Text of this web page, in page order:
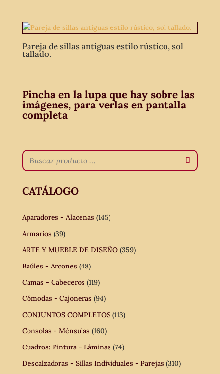
Pareja de sillas antiguas estilo rústico, sol
tallado.
Pincha en la lupa que hay sobre las
imágenes, para verlas en pantalla
completa
CATÁLOGO
Aparadores - Alacenas (145)
Armarios (39)
ARTE Y MUEBLE DE DISEÑO (359)
Baúles - Arcones (48)
Camas - Cabeceros (119)
Cómodas - Cajoneras (94)
CONJUNTOS COMPLETOS (113)
Consolas - Ménsulas (160)
Cuadros: Pintura - Láminas (74)
Descalzadoras - Sillas Individuales - Parejas (310)